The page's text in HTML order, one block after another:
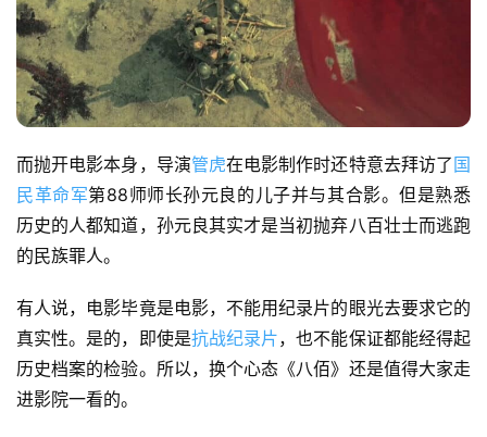
首
栏
目
而抛开电影本身，导演管虎在电影制作时还特意去拜访了 国
民革命军第88师师长孙元良的儿子并与其合影。但是熟悉
历史的人都知道，孙元良其实才是当初抛弃八百壮士而逃跑
的民族罪人。
有人说，电影毕竟是电影，不能用纪录片的眼光去要求它的
真实性。是的，即使是抗战纪录片，也不能保证都能经得起
历史档案的检验。所以，换个心态《八佰》还是值得大家走
进影院一看的。